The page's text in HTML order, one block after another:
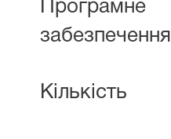
Програмне
забезпечення
Кількість